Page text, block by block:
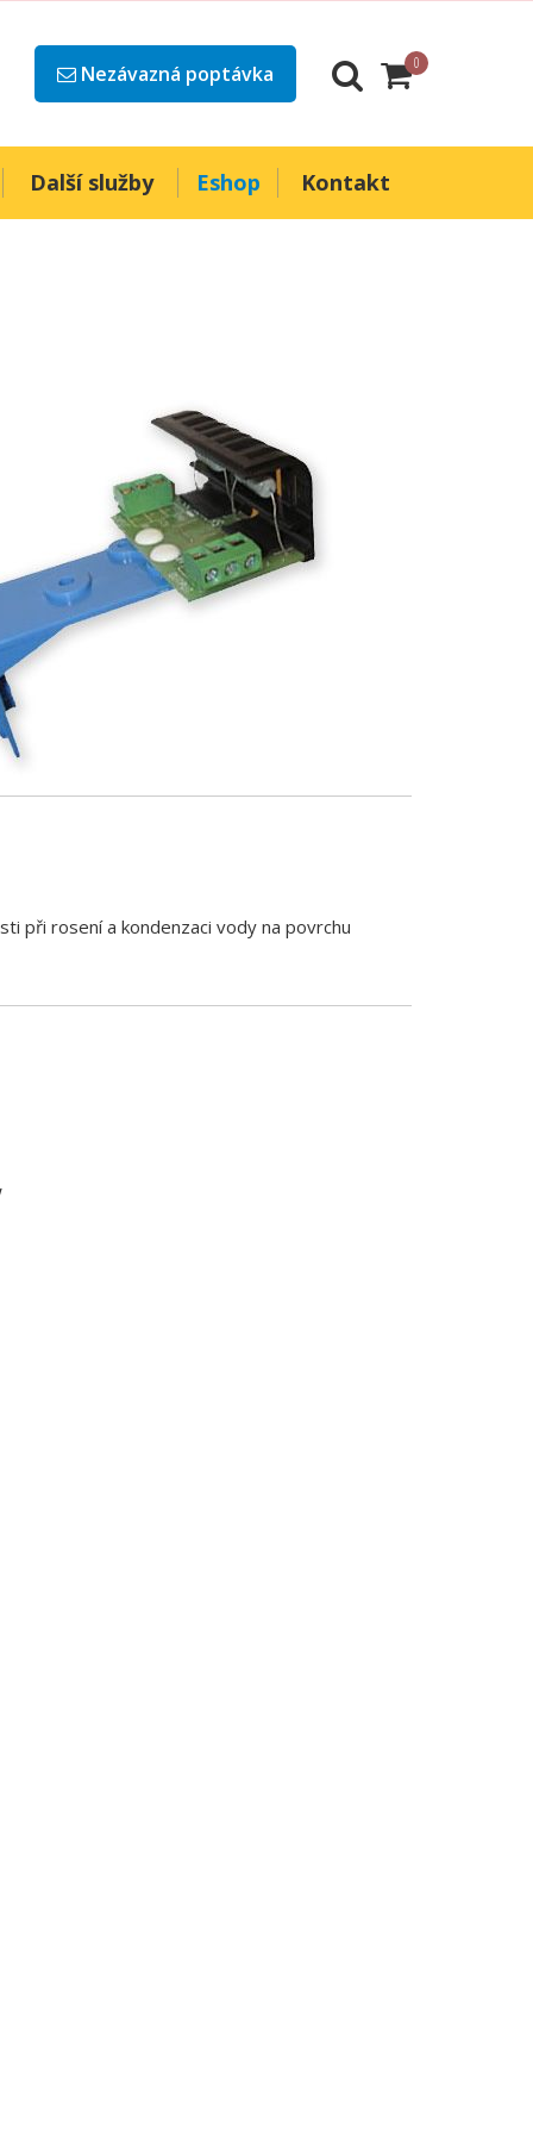
Nezávazná poptávka 0
Další služby Eshop Kontakt
při rosení a kondenzaci vody na povrchu